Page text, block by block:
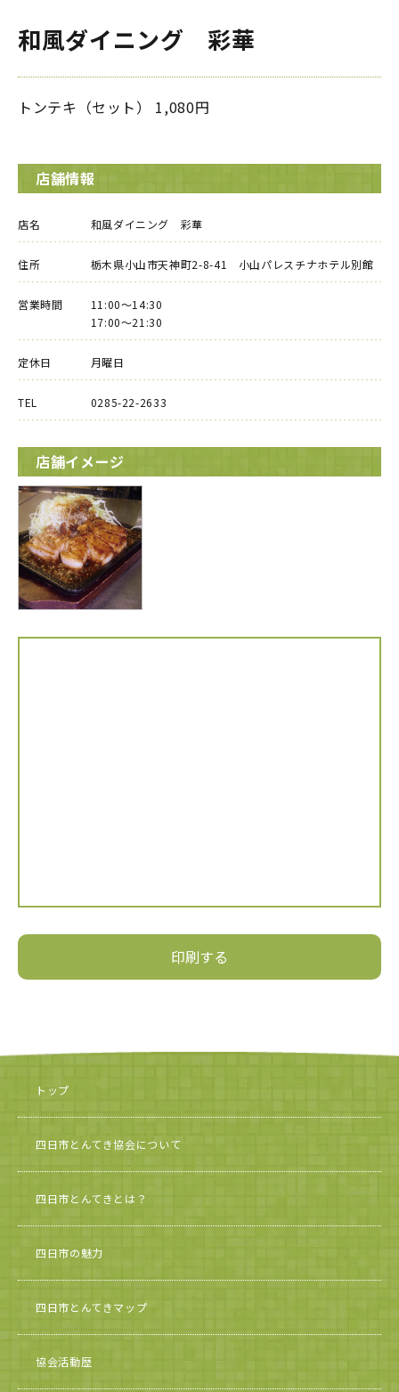
和風ダイニング 彩華
トンテキ（セット） 1,080円
店舗情報
店名 和風ダイニング 彩華
住所 栃木県小山市天神町2-8-41 小山パレスチナホテル別館
営業時間
11:00～14:30
17:00～21:30
定休日 月曜日
TEL 0285-22-2633
店舗イメージ
トップ
四日市とんてき協会について
四日市とんてきとは？
四日市の魅力
四日市とんてきマップ
協会活動歴